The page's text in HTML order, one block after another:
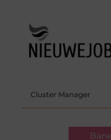
Cluster Manager